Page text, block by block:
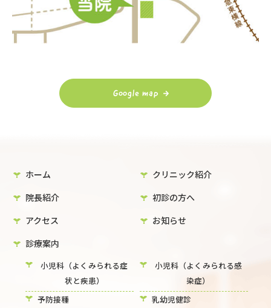
Google map
ホーム
クリニック紹介
院長紹介
初診の方へ
アクセス
お知らせ
診療案内
小児科（よくみられる症
状と疾患）
小児科（よくみられる感
染症）
予防接種
乳幼児健診